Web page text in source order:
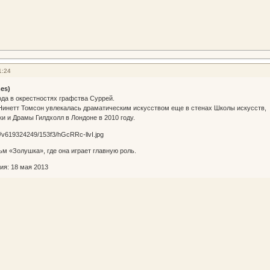
в окрестностях графства Суррей.
Томсон увлекалась драматическим искусством еще в стенах Школы искусств,
и Драмы Гилдхолл в Лондоне в 2010 году.
«Золушка», где она играет главную роль.
18 мая 2013